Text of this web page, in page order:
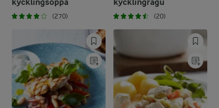
kycklingsoppa
(270)
kycklingragu
(20)